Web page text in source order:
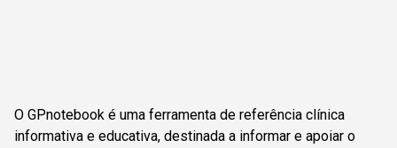
O GPnotebook é uma ferramenta de referência clínica
informativa e educativa, destinada a informar e apoiar o